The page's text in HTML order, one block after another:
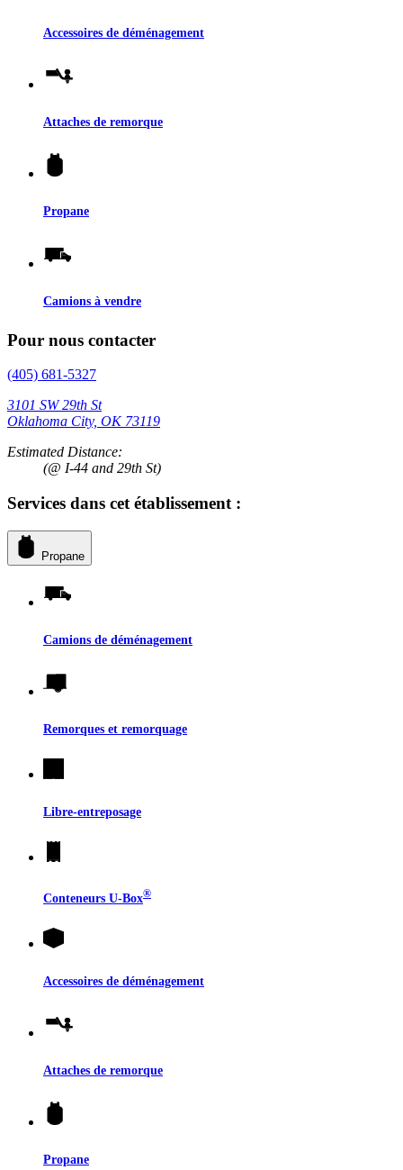
Accessoires de déménagement
Attaches de remorque
Propane
Camions à vendre
Pour nous contacter
(405) 681-5327
3101 SW 29th St
Oklahoma City, OK 73119
Estimated Distance:
(@ I-44 and 29th St)
Services dans cet établissement :
Propane
Camions de déménagement
Remorques et remorquage
Libre-entreposage
Conteneurs U-Box®
Accessoires de déménagement
Attaches de remorque
Propane